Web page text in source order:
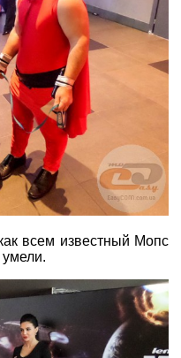
всем известный Мопс